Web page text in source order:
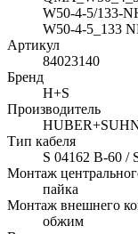
W50-4-5/133-
W50-4-5_133
Артикул
84023140
Бренд
H+S
Производитель
Тип кабеля
S 04162 B-60 /
Монтаж
пайка
Монтаж внешнего
обжим